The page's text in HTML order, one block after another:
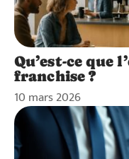
Qu’est-ce que
franchise ?
10 mars 2026